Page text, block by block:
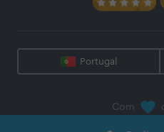
Portugal
Com
Zaask -